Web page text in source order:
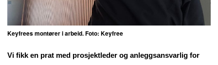
Keyfrees montører i arbeid. Foto: Keyfree
Vi fikk en prat med prosjektleder og anleggsansvarlig for